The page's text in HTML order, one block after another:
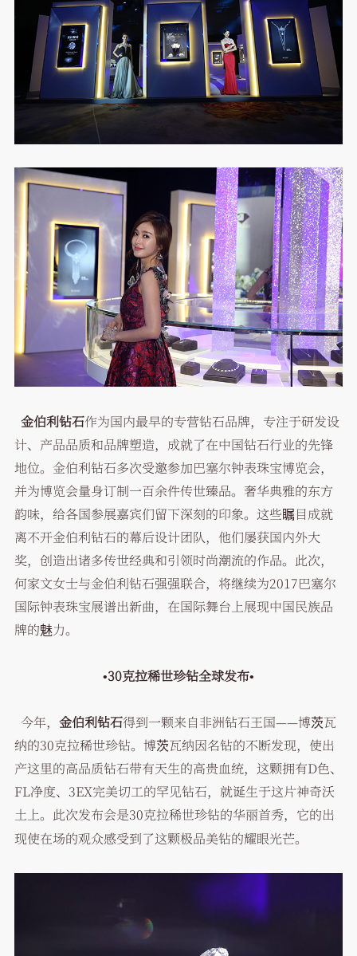
金伯利钻石作为国内最早的专营钻石品牌，专注于研发设
计、产品品质和品牌塑造，成就了在中国钻石行业的先锋
地位。金伯利钻石多次受邀参加巴塞尔钟表珠宝博览会，
并为博览会量身订制一百余件传世臻品。奢华典雅的东方
韵味，给各国参展嘉宾们留下深刻的印象。这些瞩目成就
离不开金伯利钻石的幕后设计团队，他们屡获国内外大
奖，创造出诸多传世经典和引领时尚潮流的作品。此次，
何家文女士与金伯利钻石强强联合，将继续为2017巴塞尔
国际钟表珠宝展谱出新曲，在国际舞台上展现中国民族品
牌的魅力。
•30克拉稀世珍钻全球发布•
今年， 金伯利钻石得到一颗来自非洲钻石王国——博茨瓦
纳的30克拉稀世珍钻。博茨瓦纳因名钻的不断发现，使出
产这里的高品质钻石带有天生的高贵血统，这颗拥有D色、
FL净度、3EX完美切工的罕见钻石，就诞生于这片神奇沃
土上。此次发布会是30克拉稀世珍钻的华丽首秀，它的出
现使在场的观众感受到了这颗极品美钻的耀眼光芒。